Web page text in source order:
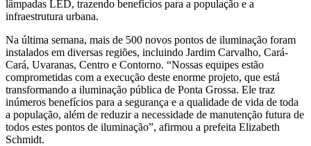
lâmpadas LED, trazendo benefícios para a população e a
infraestrutura urbana.
Na última semana, mais de 500 novos pontos de iluminação foram
instalados em diversas regiões, incluindo Jardim Carvalho, Cará-
Cará, Uvaranas, Centro e Contorno. “Nossas equipes estão
comprometidas com a execução deste enorme projeto, que está
transformando a iluminação pública de Ponta Grossa. Ele traz
inúmeros benefícios para a segurança e a qualidade de vida de toda
a população, além de reduzir a necessidade de manutenção futura de
todos estes pontos de iluminação”, afirmou a prefeita Elizabeth
Schmidt.